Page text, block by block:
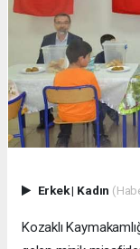
Erkek| Kadın
Kozaklı